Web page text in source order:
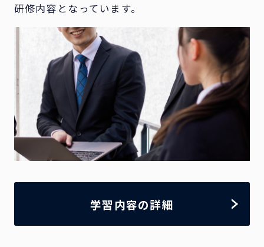
研修内容となっています。
学習内容の詳細